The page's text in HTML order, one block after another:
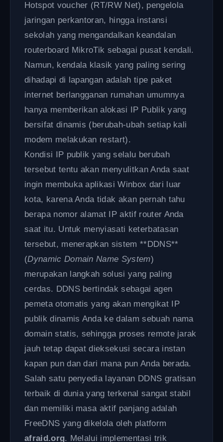
Hotspot voucher (RT/RW Net), pengelola
jaringan perkantoran, hingga instansi
sekolah yang mengandalkan keandalan
routerboard MikroTik sebagai pusat kendali.
Namun, kendala klasik yang paling sering
dihadapi di lapangan adalah tipe paket
internet berlangganan rumahan umumnya
hanya memberikan alokasi IP Publik yang
bersifat dinamis (berubah-ubah setiap kali
modem melakukan restart).
Kondisi IP publik yang selalu berubah
tersebut tentu akan menyulitkan Anda saat
ingin membuka aplikasi Winbox dari luar
kota, karena Anda tidak akan pernah tahu
berapa nomor alamat IP aktif router Anda
saat itu. Untuk menyiasati keterbatasan
tersebut, menerapkan sistem **DDNS**
(Dynamic Domain Name System)
merupakan langkah solusi yang paling
cerdas. DDNS bertindak sebagai agen
pemeta otomatis yang akan mengikat IP
publik dinamis Anda ke dalam sebuah nama
domain statis, sehingga proses remote jarak
jauh tetap dapat dieksekusi secara instan
kapan pun dan dari mana pun Anda berada.
Salah satu penyedia layanan DDNS gratisan
terbaik di dunia yang terkenal sangat stabil
dan memiliki masa aktif panjang adalah
FreeDNS yang dikelola oleh platform
afraid.org. Melalui implementasi trik